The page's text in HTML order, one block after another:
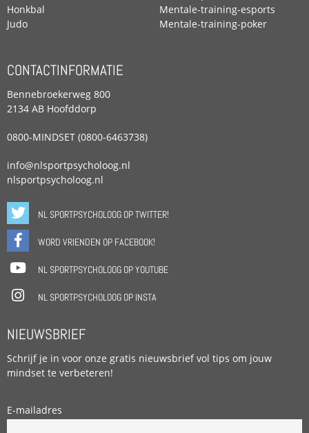
Honkbal
Judo
Mentale-training-esports
Mentale-training-poker
CONTACTINFORMATIE
Bennebroekerweg 800
2134 AB Hoofddorp
0800-MINDSET (0800-6463738)
info@nlsportpsycholoog.nl
nlsportpsycholoog.nl
NL SPORTPSYCHOLOOG OP TWITTER!
WORD VRIENDEN OP FACEBOOK!
NL SPORTPSYCHOLOOG OP YOUTUBE
NL SPORTPSYCHOLOOG OP INSTA
NIEUWSBRIEF
Schrijf je in voor onze gratis nieuwsbrief vol tips om jouw
mindset te verbeteren!
E-mailadres